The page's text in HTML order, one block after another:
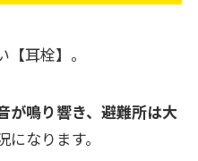
耳栓】。
が鳴り響き、避難所は大
なります。